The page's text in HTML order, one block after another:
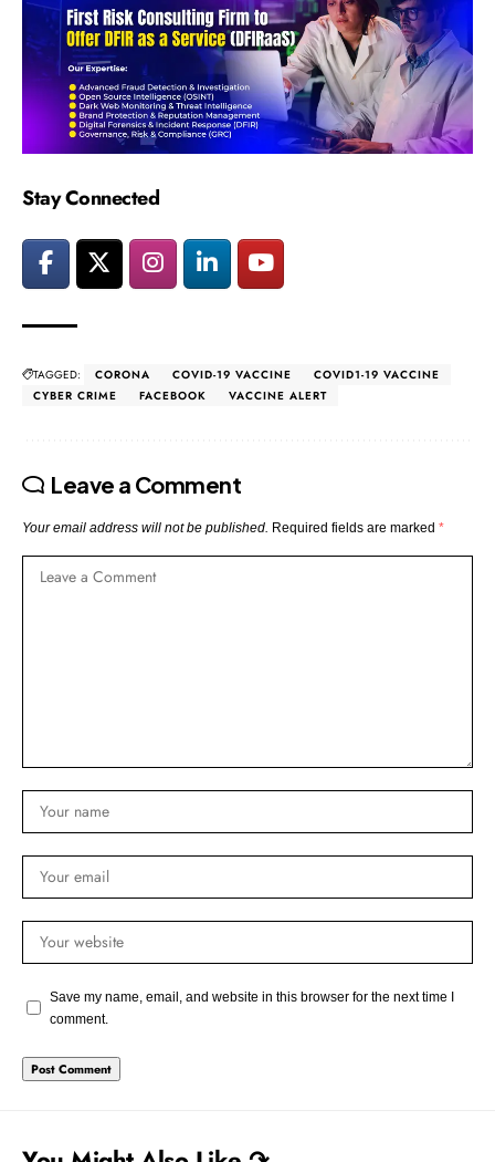
Stay Connected
TAGGED: CORONA COVID-19 VACCINE
COVID1-19 VACCINE
CYBER CRIME
FACEBOOK VACCINE ALERT
Leave a Comment
Your email address will not be published. Required fields are marked *
Save my name, email, and website in this browser for the next time I
comment.